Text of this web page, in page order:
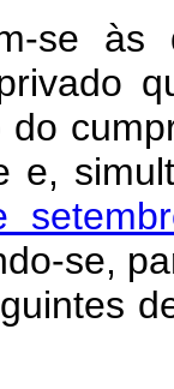
se às
e,
se,